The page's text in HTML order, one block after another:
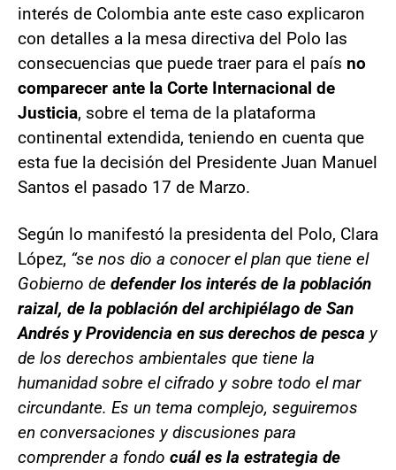
interés de Colombia ante este caso explicaron
con detalles a la mesa directiva del Polo las
consecuencias que puede traer para el país no
comparecer ante la Corte Internacional de
Justicia, sobre el tema de la plataforma
continental extendida, teniendo en cuenta que
esta fue la decisión del Presidente Juan Manuel
Santos el pasado 17 de Marzo.
Según lo manifestó la presidenta del Polo, Clara
López, “se nos dio a conocer el plan que tiene el
Gobierno de defender los interés de la población
raizal, de la población del archipiélago de San
Andrés y Providencia en sus derechos de pesca y
de los derechos ambientales que tiene la
humanidad sobre el cifrado y sobre todo el mar
circundante. Es un tema complejo, seguiremos
en conversaciones y discusiones para
comprender a fondo cuál es la estrategia de